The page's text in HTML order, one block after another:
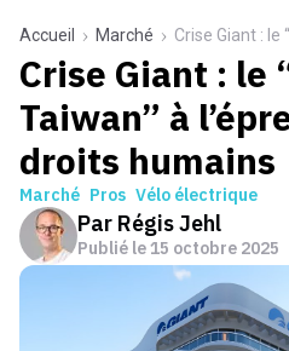
Accueil Marché Crise Giant : le
Crise Giant : le
Taiwan” à
droits humains
Marché Pros Vélo électrique
Par Régis Jehl
Publié le15 octobre 2025